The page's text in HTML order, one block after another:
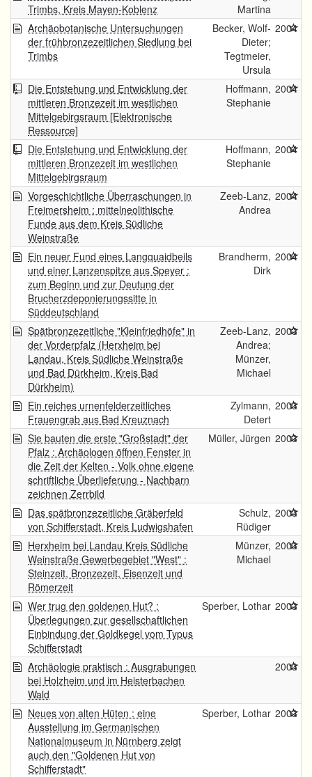
Trimbs, Kreis Mayen-Koblenz
Martina
Archäobotanische Untersuchungen
der frühbronzezeitlichen Siedlung bei
Trimbs
Becker, Wolf-
Dieter;
Tegtmeier,
Ursula
2004
Die Entstehung und Entwicklung der
mittleren Bronzezeit im westlichen
Mittelgebirgsraum [Elektronische
Ressource]
Hoffmann,
Stephanie
2004
Die Entstehung und Entwicklung der
mittleren Bronzezeit im westlichen
Mittelgebirgsraum
Hoffmann,
Stephanie
2004
Vorgeschichtliche Überraschungen in
Freimersheim : mittelneolithische
Funde aus dem Kreis Südliche
Weinstraße
Zeeb-Lanz,
Andrea
2004
Ein neuer Fund eines Langquaidbeils
und einer Lanzenspitze aus Speyer :
zum Beginn und zur Deutung der
Brucherzdeponierungssitte in
Süddeutschland
Brandherm,
Dirk
2004
Spätbronzezeitliche "Kleinfriedhöfe" in
der Vorderpfalz (Herxheim bei
Landau, Kreis Südliche Weinstraße
und Bad Dürkheim, Kreis Bad
Dürkheim)
Zeeb-Lanz,
Andrea;
Münzer,
Michael
2003
Ein reiches urnenfelderzeitliches
Frauengrab aus Bad Kreuznach
Zylmann,
Detert
2003
Sie bauten die erste "Großstadt" der
Pfalz : Archäologen öffnen Fenster in
die Zeit der Kelten - Volk ohne eigene
schriftliche Überlieferung - Nachbarn
zeichnen Zerrbild
Müller, Jürgen 2003
Das spätbronzezeitliche Gräberfeld
von Schifferstadt, Kreis Ludwigshafen
Schulz,
Rüdiger
2003
Herxheim bei Landau Kreis Südliche
Weinstraße Gewerbegebiet "West" :
Steinzeit, Bronzezeit, Eisenzeit und
Römerzeit
Münzer,
Michael
2003
Wer trug den goldenen Hut? :
Überlegungen zur gesellschaftlichen
Einbindung der Goldkegel vom Typus
Schifferstadt
Sperber, Lothar 2003
Archäologie praktisch : Ausgrabungen
bei Holzheim und im Heisterbachen
Wald
2003
Neues von alten Hüten : eine
Ausstellung im Germanischen
Nationalmuseum in Nürnberg zeigt
auch den "Goldenen Hut von
Schifferstadt"
Sperber, Lothar 2003